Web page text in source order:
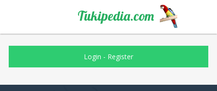
Tukipedia.com
Login - Register